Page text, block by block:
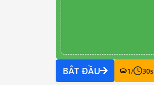
BẮT ĐẦU 1/ 30s